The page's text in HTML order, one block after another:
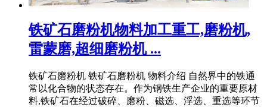
铁矿石磨粉机物料加工重工,磨粉机,
雷蒙磨,超细磨粉机 ...
铁矿石磨粉机 铁矿石磨粉机 物料介绍 自然界中的铁通
常以化合物的状态存在。作为钢铁生产企业的重要原材
料,铁矿石在经过破碎、磨粉、磁选、浮选、重选等环节